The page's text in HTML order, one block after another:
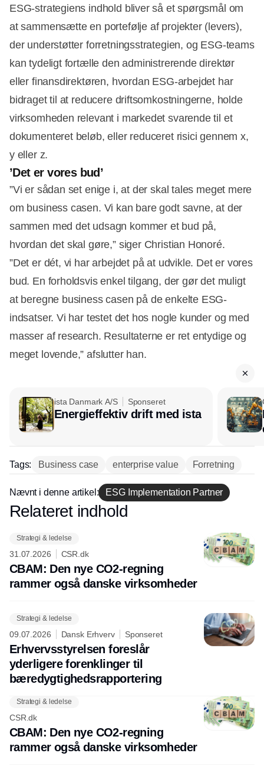
ESG-strategiens indhold bliver så et spørgsmål om
at sammensætte en portefølje af projekter (levers),
der understøtter forretningsstrategien, og ESG-teams
kan tydeligt fortælle den administrerende direktør
eller finansdirektøren, hvordan ESG-arbejdet har
bidraget til at reducere driftsomkostningerne, holde
virksomheden relevant i markedet svarende til et
dokumenteret beløb, eller reduceret risici gennem x,
y eller z.
’Det er vores bud’
”Vi er sådan set enige i, at der skal tales meget mere
om business casen. Vi kan bare godt savne, at der
sammen med det udsagn kommer et bud på,
hvordan det skal gøre,” siger Christian Honoré.
”Det er dét, vi har arbejdet på at udvikle. Det er vores
bud. En forholdsvis enkel tilgang, der gør det muligt
at beregne business casen på de enkelte ESG-
indsatser. Vi har testet det hos nogle kunder og med
masser af research. Resultaterne er ret entydige og
meget lovende,” afslutter han.
ista Danmark A/S Sponseret
Energieffektiv drift med ista
Tags: Business case enterprise value Forretning
Nævnt i denne artikel: ESG Implementation Partner
Annonce
Relateret indhold
Strategi & ledelse
31.07.2026 CSR.dk
CBAM: Den nye CO2-regning
rammer også danske virksomheder
Strategi & ledelse
09.07.2026 Dansk Erhverv Sponseret
Erhvervsstyrelsen foreslår
yderligere forenklinger til
bæredygtighedsrapportering
Strategi & ledelse
CSR.dk
CBAM: Den nye CO2-regning
rammer også danske virksomheder